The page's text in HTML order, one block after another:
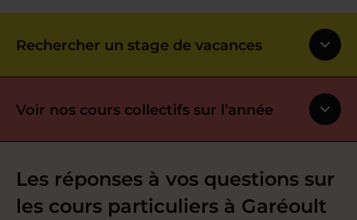
Rechercher un stage de vacances
Voir nos cours collectifs sur l’année
Les réponses à vos questions sur
les cours particuliers à Garéoult